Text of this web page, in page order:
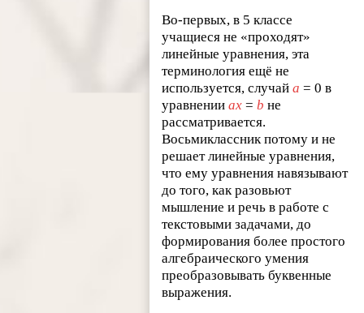
Во-первых, в 5 классе
учащиеся не «проходят»
линейные уравнения, эта
терминология ещё не
используется, случайа =0 в
уравненииax =b не
рассматривается.
Восьмиклассник потому и не
решает линейные уравнения,
что ему уравнения навязывают
до того, как разовьют
мышление и речь в работе с
текстовыми задачами, до
формирования более простого
алгебраического умения
преобразовывать буквенные
выражения.